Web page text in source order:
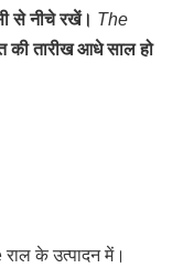
से नीचे रखें। The
की तारीख आधे साल हो
के उत्पादन में।